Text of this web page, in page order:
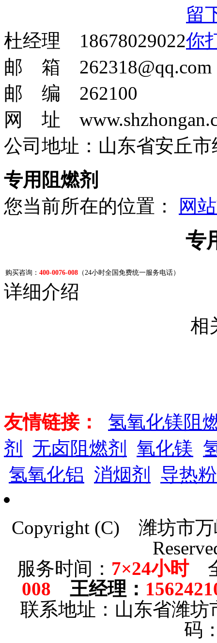
杜经理 18678029022
邮 箱 262318@qq.com
邮 编 262100
网 址
公司地址：山东省安丘
专用阻燃剂
您当前所在的位置：
网
专
购买咨询： 400-0076-008 （24小时全国免费统一服务电话）
详细介绍
相
友情链接：
氢氧化镁阻
剂
无卤阻燃剂 氧化镁
氢氧化铝 消烟剂 导热粉
Copyright (C) 潍坊市
服务时间： 7×24小时全
008 王经理 ：
联系地址：山东省潍
码